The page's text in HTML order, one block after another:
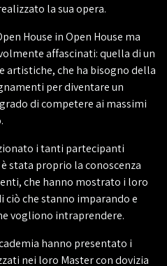
la sua opera.
House in Open House ma
affascinati: quella di un
artistiche, che ha bisogno della
per diventare un
di competere ai massimi
i tanti partecipanti
stata proprio la conoscenza
che hanno mostrato i loro
ciò che stanno imparando e
vogliono intraprendere.
hanno presentato i
nei loro Master con dovizia